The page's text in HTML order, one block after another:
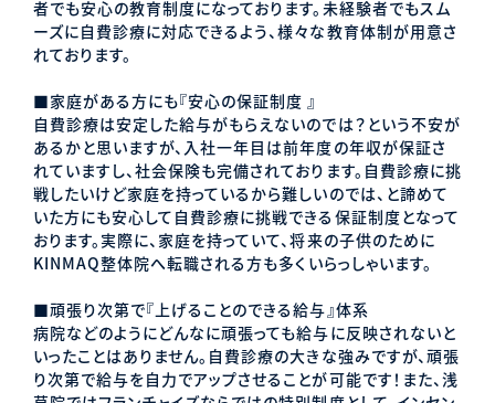
者でも安心の教育制度になっております。未経験者でもスム
ーズに自費診療に対応できるよう、様々な教育体制が用意さ
れております。
■家庭がある方にも『安心の保証制度 』
自費診療は安定した給与がもらえないのでは？という不安が
あるかと思いますが、入社一年目は前年度の年収が保証さ
れていますし、社会保険も完備されております。自費診療に挑
戦したいけど家庭を持っているから難しいのでは、と諦めて
いた方にも安心して自費診療に挑戦できる保証制度となって
おります。実際に、家庭を持っていて、将来の子供のために
KINMAQ整体院へ転職される方も多くいらっしゃいます。
■頑張り次第で『上げることのできる給与』体系
病院などのようにどんなに頑張っても給与に反映されないと
いったことはありません。自費診療の大きな強みですが、頑張
り次第で給与を自力でアップさせることが可能です！また、浅